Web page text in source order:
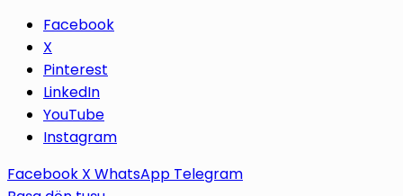
Facebook
X
Pinterest
LinkedIn
YouTube
Instagram
Facebook X WhatsApp Telegram